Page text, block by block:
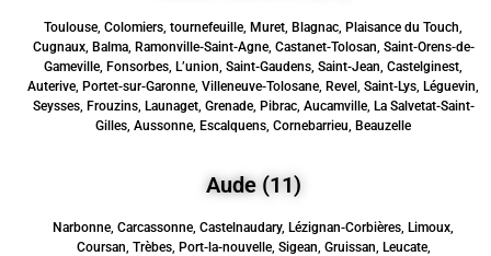
Toulouse, Colomiers, tournefeuille, Muret, Blagnac, Plaisance du Touch,
Cugnaux, Balma, Ramonville-Saint-Agne, Castanet-Tolosan, Saint-Orens-de-
Gameville, Fonsorbes, L’union, Saint-Gaudens, Saint-Jean, Castelginest,
Auterive, Portet-sur-Garonne, Villeneuve-Tolosane, Revel, Saint-Lys, Léguevin,
Seysses, Frouzins, Launaget, Grenade, Pibrac, Aucamville, La Salvetat-Saint-
Gilles, Aussonne, Escalquens, Cornebarrieu, Beauzelle
Aude (11)
Narbonne, Carcassonne, Castelnaudary, Lézignan-Corbières, Limoux,
Coursan, Trèbes, Port-la-nouvelle, Sigean, Gruissan, Leucate,